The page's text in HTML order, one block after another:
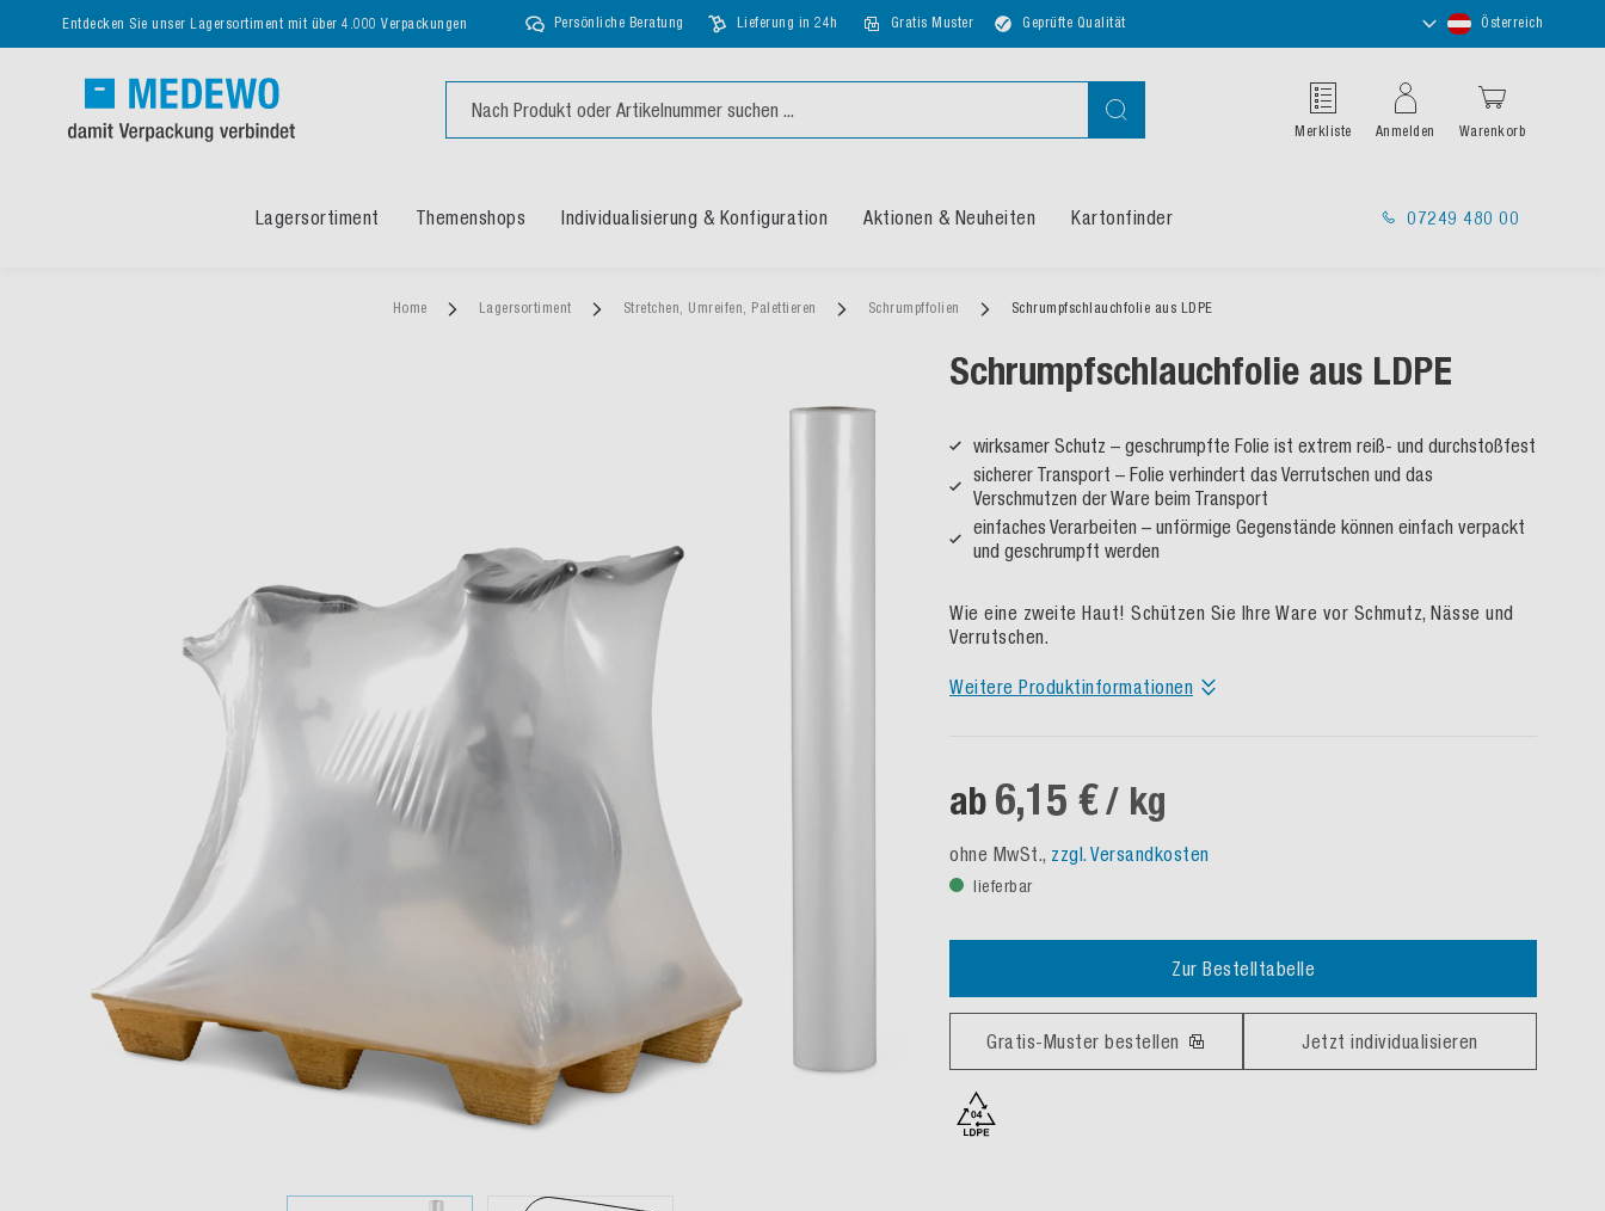
Entdecken Sie unser Lagersortiment mit über 4.000 Verpackungen Persönliche Beratung Lieferung in 24h Gratis Muster Geprüfte Qualität
Store
auswählen
Österreich
Suche
Merkliste Anmelden Warenkorb
Lagersortiment Themenshops Individualisierung & Konfiguration Aktionen & Neuheiten Kartonfinder 07249 480 00
Home Lagersortiment Stretchen, Umreifen, Palettieren Schrumpffolien Schrumpfschlauchfolie aus LDPE
Schrumpfschlauchfolie aus LDPE
wirksamer Schutz – geschrumpfte Folie ist extrem reiß- und durchstoßfest
sicherer Transport – Folie verhindert das Verrutschen und das
Verschmutzen der Ware beim Transport
einfaches Verarbeiten – unförmige Gegenstände können einfach verpackt
und geschrumpft werden
Wie eine zweite Haut! Schützen Sie Ihre Ware vor Schmutz, Nässe und
Verrutschen.
Weitere Produktinformationen
ab 6,15 €/ kg
ohne MwSt., zzgl. Versandkosten
lieferbar
Zur Bestelltabelle
Gratis-Muster bestellen Jetzt individualisieren